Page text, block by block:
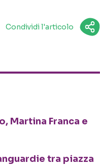
Condividi l'articolo
Martina Franca e
tra piazza